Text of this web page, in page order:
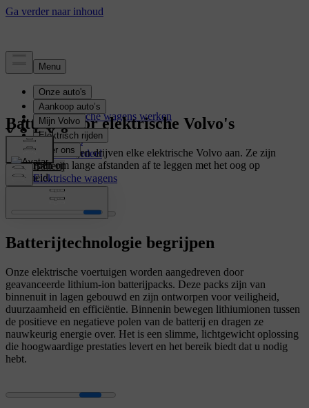
Elektrificatie
Hoe elektrische wagens werken
Opladen
Actieradius
Kostenvoordeel
Batterij
Elektrische wagens
Plug-in hybrids
Batterij voor elektrische Volvo's
Onze autobatterijen drijven elke elektrische Volvo aan. Ze zijn
ontworpen om lange afstanden af te leggen met het oog op
veiligheid.
Batterijtechnologie begrijpen
Onze elektrische voertuigen worden aangedreven door
geavanceerde lithium-ion batterijpacks. Deze packs zijn van
binnenuit in lagen gebouwd en zijn ontworpen voor veiligheid,
duurzaamheid en efficiëntie. Binnenin bewegen lithiumionen tussen
de positieve en negatieve polen van de batterij en dragen ze
nauwkeurig energie over. Het is een slimme, lichtgewicht oplossing
die hoogwaardige prestaties levert en het bereik biedt dat u nodig
hebt.